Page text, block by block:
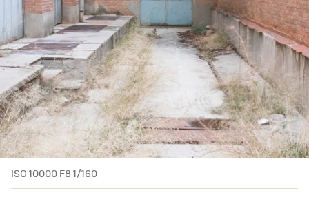
ISO 10000 F8 1/160